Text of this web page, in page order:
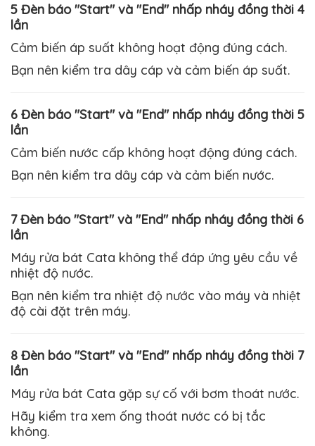
5 Đèn báo "Start" và "End" nhấp nháy đồng thời 4
lần
Cảm biến áp suất không hoạt động đúng cách.
Bạn nên kiểm tra dây cáp và cảm biến áp suất.
6 Đèn báo "Start" và "End" nhấp nháy đồng thời 5
lần
Cảm biến nước cấp không hoạt động đúng cách.
Bạn nên kiểm tra dây cáp và cảm biến nước.
7 Đèn báo "Start" và "End" nhấp nháy đồng thời 6
lần
Máy rửa bát Cata không thể đáp ứng yêu cầu về
nhiệt độ nước.
Bạn nên kiểm tra nhiệt độ nước vào máy và nhiệt
độ cài đặt trên máy.
8 Đèn báo "Start" và "End" nhấp nháy đồng thời 7
lần
Máy rửa bát Cata gặp sự cố với bơm thoát nước.
Hãy kiểm tra xem ống thoát nước có bị tắc
không.